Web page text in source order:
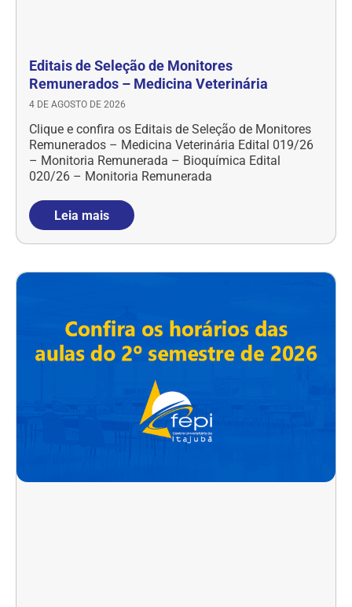
Editais de Seleção de Monitores
Remunerados – Medicina Veterinária
4 DE AGOSTO DE 2026
Clique e confira os Editais de Seleção de Monitores
Remunerados – Medicina Veterinária Edital 019/26
– Monitoria Remunerada – Bioquímica Edital
020/26 – Monitoria Remunerada
Leia mais